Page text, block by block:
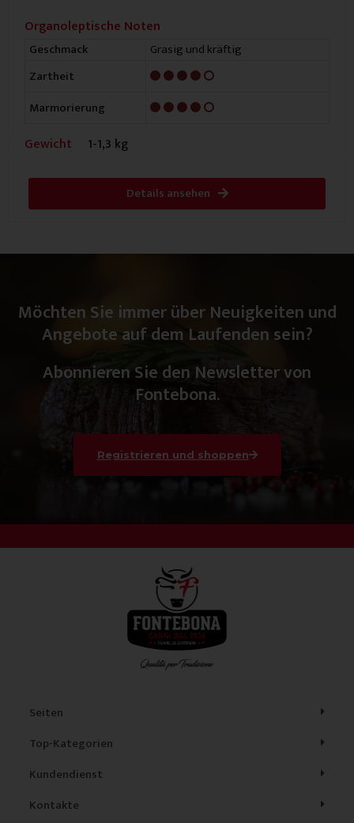
Organoleptische Noten
Geschmack
Grasig und kräftig
Zartheit
4/5
Marmorierung 4/5
Gewicht 1-1,3 kg
Details ansehen
Möchten Sie immer über Neuigkeiten und
Angebote auf dem Laufenden sein?
Abonnieren Sie den Newsletter von
Fontebona.
Registrieren und shoppen
Seiten
Top-Kategorien
Kundendienst
Kontakte